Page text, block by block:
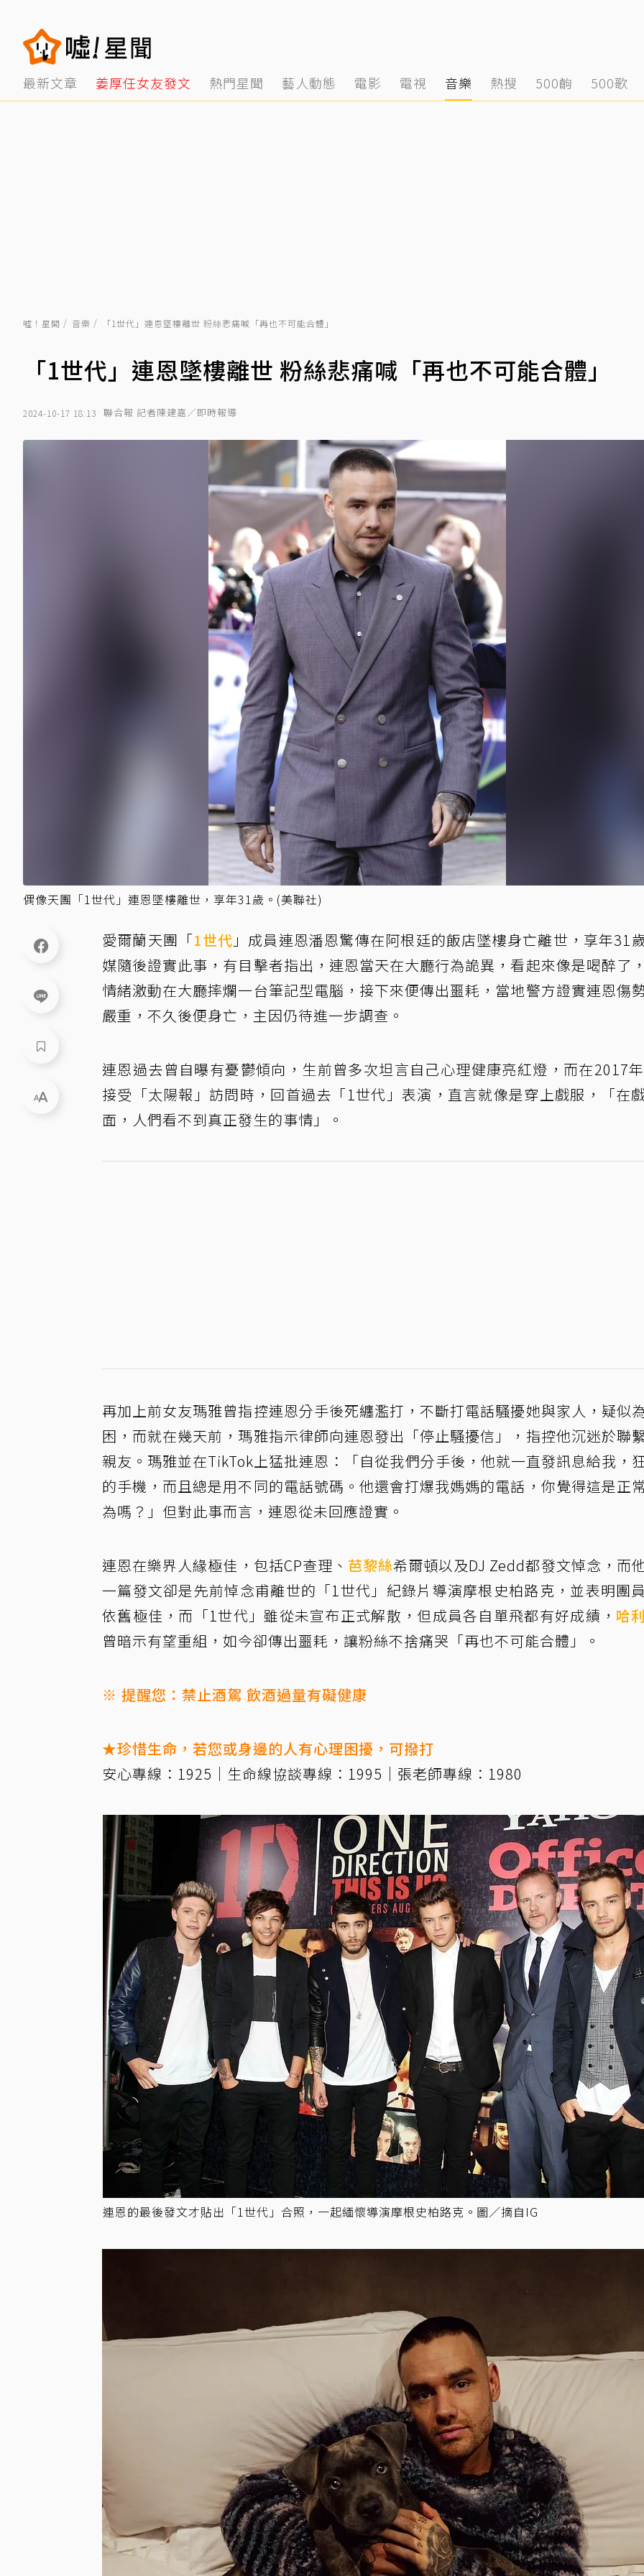
最新文章 姜厚任女友發文 熱門星聞 藝人動態 電影 電視 音樂 熱搜 500齣 500歌
噓！星聞 音樂 「1世代」連恩墜樓離世 粉絲悲痛喊「再也不可能合體」
「1世代」連恩墜樓離世 粉絲悲痛喊「再也不可能合體」
2024-10-17 18:13 聯合報 記者陳建嘉／即時報導
偶像天團「1世代」連恩墜樓離世，享年31歲。(美聯社)
愛爾蘭天團「1世代 」成員連恩潘恩驚傳在阿根廷的飯店墜樓身亡離世，享年31
媒隨後證實此事，有目擊者指出，連恩當天在大廳行為詭異，看起來像是喝醉了
情緒激動在大廳摔爛一台筆記型電腦，接下來便傳出噩耗，當地警方證實連恩傷
嚴重，不久後便身亡，主因仍待進一步調查。
連恩過去曾自曝有憂鬱傾向，生前曾多次坦言自己心理健康亮紅燈，而在2017
接受「太陽報」訪問時，回首過去「1世代」表演，直言就像是穿上戲服，「在
面，人們看不到真正發生的事情」。
再加上前女友瑪雅曾指控連恩分手後死纏濫打，不斷打電話騷擾她與家人，疑似
困，而就在幾天前，瑪雅指示律師向連恩發出「停止騷擾信」，指控他沉迷於聯
親友。瑪雅並在TikTok上猛批連恩：「自從我們分手後，他就一直發訊息給我，
的手機，而且總是用不同的電話號碼。他還會打爆我媽媽的電話，你覺得這是正
為嗎？」但對此事而言，連恩從未回應證實。
連恩在樂界人緣極佳，包括CP查理、 芭黎絲希爾頓以及DJ Zedd都發文悼念，而
一篇發文卻是先前悼念甫離世的「1世代」紀錄片導演摩根史柏路克，並表明團
依舊極佳，而「1世代」雖從未宣布正式解散，但成員各自單飛都有好成績， 哈
曾暗示有望重組，如今卻傳出噩耗，讓粉絲不捨痛哭「再也不可能合體」。
※ 提醒您：禁止酒駕 飲酒過量有礙健康
★珍惜生命，若您或身邊的人有心理困擾，可撥打
安心專線：1925｜生命線協談專線：1995｜張老師專線：1980
連恩的最後發文才貼出「1世代」合照，一起緬懷導演摩根史柏路克。圖／摘自IG